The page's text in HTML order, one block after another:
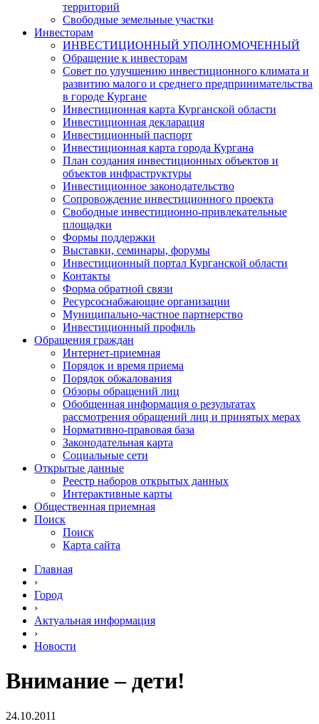
территорий
Свободные земельные участки
Инвесторам
ИНВЕСТИЦИОННЫЙ УПОЛНОМОЧЕННЫЙ
Обращение к инвесторам
Совет по улучшению инвестиционного климата и
развитию малого и среднего предпринимательства
в городе Кургане
Инвестиционная карта Курганской области
Инвестиционная декларация
Инвестиционный паспорт
Инвестиционная карта города Кургана
План создания инвестиционных объектов и
объектов инфраструктуры
Инвестиционное законодательство
Сопровождение инвестиционного проекта
Свободные инвестиционно-привлекательные
площадки
Формы поддержки
Выставки, семинары, форумы
Инвестиционный портал Курганской области
Контакты
Форма обратной связи
Ресурсоснабжающие организации
Муниципально-частное партнерство
Инвестиционный профиль
Обращения граждан
Интернет-приемная
Порядок и время приема
Порядок обжалования
Обзоры обращений лиц
Обобщенная информация о результатах
рассмотрения обращений лиц и принятых мерах
Нормативно-правовая база
Законодательная карта
Социальные сети
Открытые данные
Реестр наборов открытых данных
Интерактивные карты
Общественная приемная
Поиск
Поиск
Карта сайта
Главная
›
Город
›
Актуальная информация
›
Новости
Внимание – дети!
24.10.2011